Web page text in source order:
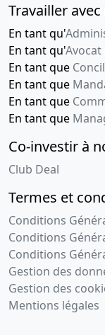
Adresse du
COURBEVOIE
Mentions :
2022CBA01681
contre SAS BL
17/11/2027
CAMERAS VOIR
Opérations de
: 30-08-2023)
Montant :14
Date
Date de fin :25-
Créancier :
Reflets Tour D2
Adresse du
COURBEVOIE
Travailler
En tant qu'
En tant qu'
En tant que
En tant que
En tant que
En tant que
Co-investir à
Club Deal
Termes et
Conditions
Conditions
Conditions
Gestion des
Gestion des
Mentions légales